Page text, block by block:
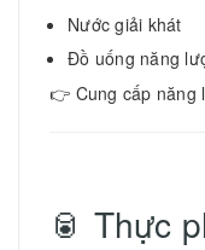
Nước giải khát
Đồ uống năng
👉 Cung cấp năng
🥫 Thực